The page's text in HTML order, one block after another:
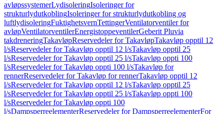
avløpssystemerLydisoleringIsoleringer for
strukturlydutkoblingIsoleringer for strukturlydutkobling og
luftlydisoleringFuktighetsvernTettingerVentilatorventiler for
avløpVentilatorventilerEnergistoppeventilerGeberit Pluvia
takdreneringTakavløpReservedeler for TakavløpTakavløp opptil 12
l/sReservedeler for Takavløp opptil 12 l/sTakavløp opptil 25
l/sReservedeler for Takavløp opptil 25 l/sTakavløp oppti 100
l/sReservedeler for Takavløp oppti 100 l/sTakavløp for
rennerReservedeler for Takavløp for rennerTakavløp opptil 12
l/sReservedeler for Takavløp opptil 12 l/sTakavløp opptil 25
l/sReservedeler for Takavløp opptil 25 l/sTakavløp oppti 100
l/sReservedeler for Takavløp oppti 100
l/sDampsperreelementerReservedeler for DampsperreelementerFor